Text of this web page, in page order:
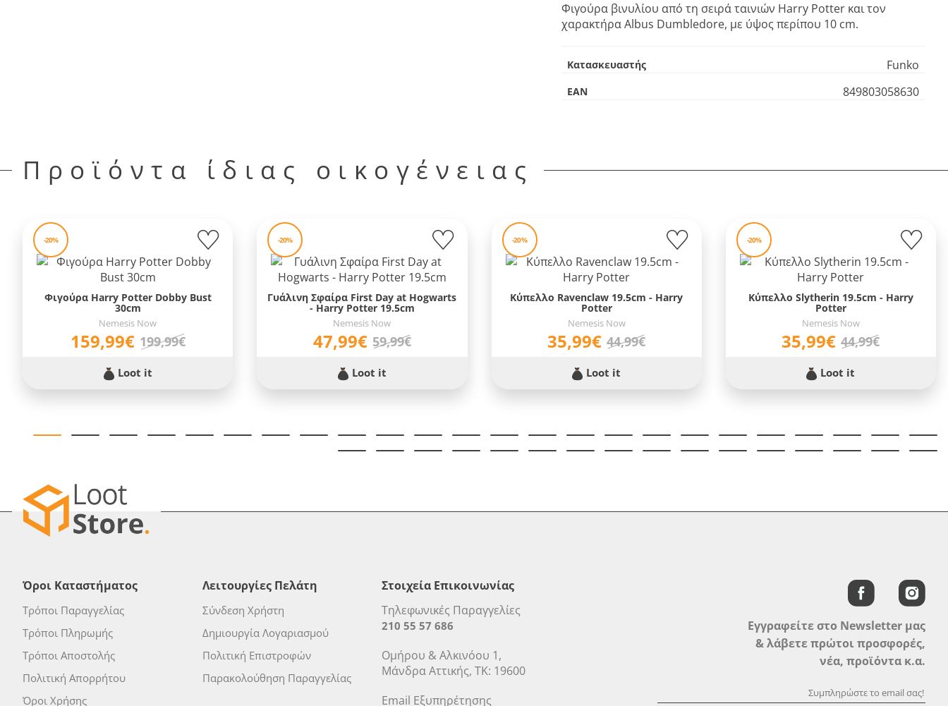
Φιγούρα βινυλίου από τη σειρά ταινιών Harry Potter και τον
χαρακτήρα Albus Dumbledore, με ύψος περίπου 10 cm.
Κατασκευαστής Funko
EAN 849803058630
Προϊόντα ίδιας οικογένειας
-20%
Φιγούρα Harry Potter Dobby Bust
30cm
Nemesis Now
159,99€ 199,99€
Loot it
-20%
Γυάλινη Σφαίρα First Day at Hogwarts
- Harry Potter 19.5cm
Nemesis Now
47,99€ 59,99€
Loot it
-20%
Κύπελλο Ravenclaw 19.5cm - Harry
Potter
Nemesis Now
35,99€ 44,99€
Loot it
-20%
Κύπελλο Slytherin 19.5cm - Harry
Potter
Nemesis Now
35,99€ 44,99€
Loot it
Όροι Καταστήματος
Τρόποι Παραγγελίας
Τρόποι Πληρωμής
Τρόποι Αποστολής
Πολιτική Απορρήτου
Όροι Χρήσης
Λειτουργίες Πελάτη
Σύνδεση Χρήστη
Δημιουργία Λογαριασμού
Πολιτική Επιστροφών
Παρακολούθηση Παραγγελίας
Στοιχεία Επικοινωνίας
Τηλεφωνικές Παραγγελίες
210 55 57 686
Ομήρου & Αλκινόου 1,
Μάνδρα Αττικής, ΤΚ: 19600
Email Εξυπηρέτησης
Εγγραφείτε στο Newsletter μας
& λάβετε πρώτοι προσφορές,
νέα, προϊόντα κ.α.